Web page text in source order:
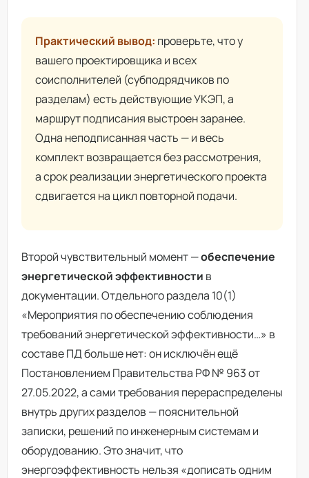
Практический вывод: проверьте, что у
вашего проектировщика и всех
соисполнителей (субподрядчиков по
разделам) есть действующие УКЭП, а
маршрут подписания выстроен заранее.
Одна неподписанная часть — и весь
комплект возвращается без рассмотрения,
а срок реализации энергетического проекта
сдвигается на цикл повторной подачи.
Второй чувствительный момент —обеспечение
энергетической эффективности в
документации. Отдельного раздела 10(1)
«Мероприятия по обеспечению соблюдения
требований энергетической эффективности…» в
составе ПД больше нет: он исключён ещё
Постановлением Правительства РФ № 963 от
27.05.2022, а сами требования перераспределены
внутрь других разделов — пояснительной
записки, решений по инженерным системам и
оборудованию. Это значит, что
энергоэффективность нельзя «дописать одним